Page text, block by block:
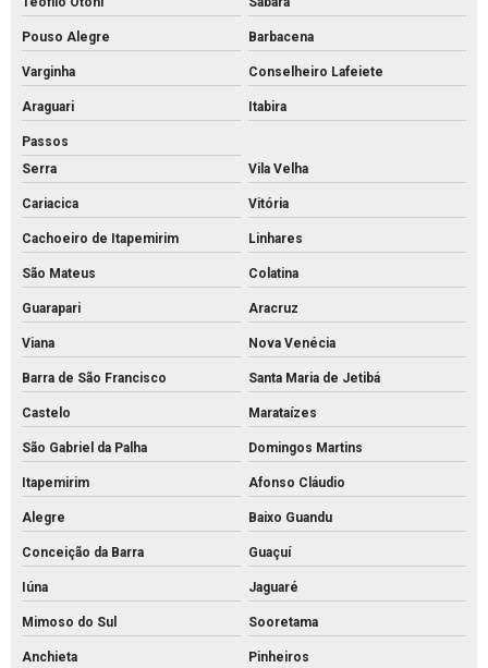
Meio fio de concreto comprar
Meio fio de concreto pré moldado
Meio fio de concreto preço
Meio fio de concreto valor
Meio fio de concreto a venda
Meio fio de concreto
Mourão de concreto para cerca comprar
Mourão de concreto rs
Mourões de concreto 10x10 preço
Mourões de concreto para alambrado
Mourões de concreto para cerca
Mourões de concreto curvo
Palanque de concreto 10x10
Palanque de concreto para alambrado preço
Palanque de concreto para cerca a venda
Palanque concreto para cerca
Pouso Alegre Barbacena
Varginha Conselheiro Lafeiete
Araguari Itabira
Passos
Serra
Vila Velha
Cariacica Vitória
Cachoeiro de Itapemirim Linhares
São Mateus Colatina
Guarapari Aracruz
Viana Nova Venécia
Barra de São Francisco Santa Maria de Jetibá
Castelo Marataízes
São Gabriel da Palha Domingos Martins
Itapemirim Afonso Cláudio
Alegre Baixo Guandu
Conceição da Barra Guaçuí
Iúna Jaguaré
Mimoso do Sul Sooretama
Anchieta Pinheiros